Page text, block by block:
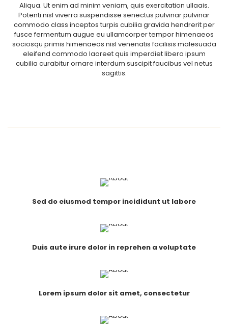
Aliqua. Ut enim ad minim veniam, quis exercitation ullaais.
Potenti nisl viverra suspendisse senectus pulvinar pulvinar
commodo class inceptos turpis cubilia gravida hendrerit per
fusce fermentum augue eu ullamcorper tempor himenaeos
sociosqu primis himenaeos nisl venenatis facilisis malesuada
eleifend commodo laoreet quis imperdiet libero ipsum
cubilia curabitur ornare interdum suscipit faucibus vel netus
sagittis.
Sed do eiusmod tempor incididunt ut labore
Duis aute irure dolor in reprehen a voluptate
Lorem ipsum dolor sit amet, consectetur